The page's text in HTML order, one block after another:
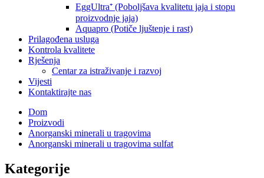
EggUltra⁺ (Poboljšava kvalitetu jaja i stopu
proizvodnje jaja)
Aquapro (Potiče ljuštenje i rast)
Prilagođena usluga
Kontrola kvalitete
Rješenja
Centar za istraživanje i razvoj
Vijesti
Kontaktirajte nas
Dom
Proizvodi
Anorganski minerali u tragovima
Anorganski minerali u tragovima sulfat
Kategorije